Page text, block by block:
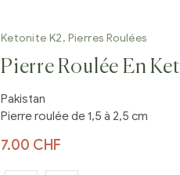
Ketonite K2,Pierres Roulées
Pierre Roulée En
Pakistan
Pierre roulée de 1,5 à 2,5 cm
7.00 CHF